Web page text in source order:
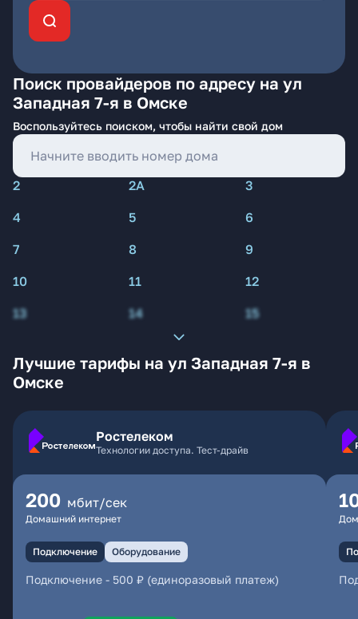
Поиск провайдеров по адресу на ул
Западная 7-я в Омске
Воспользуйтесь поиском, чтобы найти свой дом
2 2А
3
4
5
6
7
8
9
10
11
12
13
14 15
Лучшие тарифы на ул Западная 7-я в
Омске
Ростелеком
Технологии доступа. Тест-драйв
200 мбит/сек
Домашний интернет
Подключение Оборудование
Подключение - 500 ₽ (единоразовый платеж)